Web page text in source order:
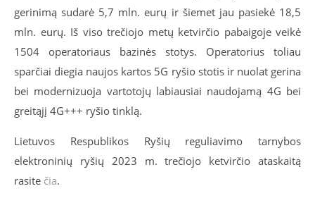
gerinimą sudarė 5,7 mln. eurų ir šiemet jau pasiekė 18,5
mln. eurų. Iš viso trečiojo metų ketvirčio pabaigoje veikė
1504 operatoriaus bazinės stotys. Operatorius toliau
sparčiai diegia naujos kartos 5G ryšio stotis ir nuolat gerina
bei modernizuoja vartotojų labiausiai naudojamą 4G bei
greitąjį 4G+++ ryšio tinklą.
Lietuvos Respublikos Ryšių reguliavimo tarnybos
elektroninių ryšių 2023 m. trečiojo ketvirčio ataskaitą
rasite čia.